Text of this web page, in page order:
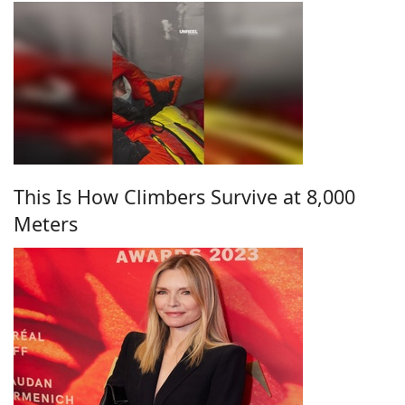
This Is How Climbers Survive at 8,000
Meters